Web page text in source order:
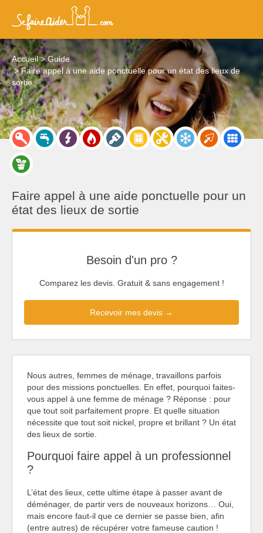
Accueil
Guide
Faire appel à une aide ponctuelle pour un état des lieux de
sortie
Faire appel à une aide ponctuelle pour un
état des lieux de sortie
Besoin d'un pro ?
Comparez les devis. Gratuit & sans engagement !
Recevoir mes devis →
Nous autres, femmes de ménage, travaillons parfois
pour des missions ponctuelles. En effet, pourquoi faites-
vous appel à une femme de ménage ? Réponse : pour
que tout soit parfaitement propre. Et quelle situation
nécessite que tout soit nickel, propre et brillant ? Un état
des lieux de sortie.
Pourquoi faire appel à un professionnel
?
L’état des lieux, cette ultime étape à passer avant de
déménager, de partir vers de nouveaux horizons… Oui,
mais encore faut-il que ce dernier se passe bien, afin
(entre autres) de récupérer votre fameuse caution !